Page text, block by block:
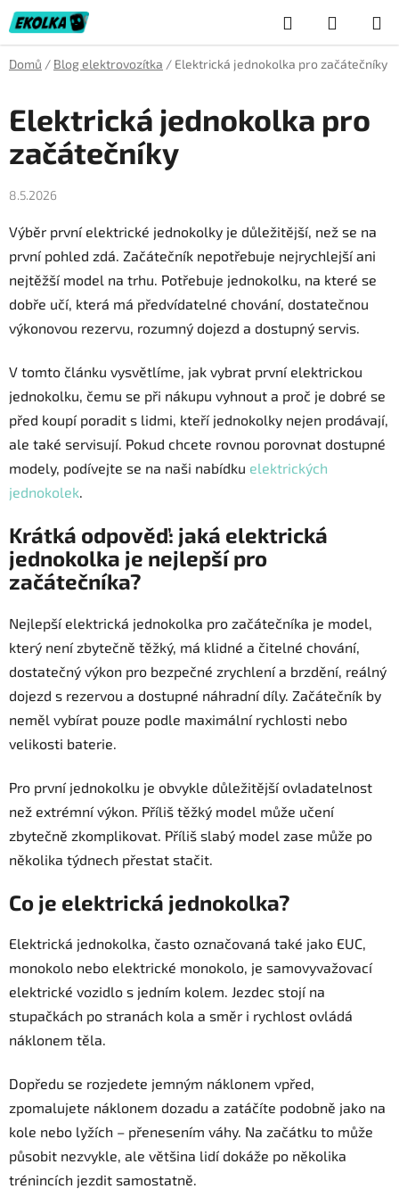
Přejít
na
obsah
Hledat
KOŠÍK
Domů / Blog elektrovozítka / Elektrická jednokolka pro začátečníky
Elektrická jednokolka pro
začátečníky
8.5.2026
Výběr první elektrické jednokolky je důležitější, než se na
první pohled zdá. Začátečník nepotřebuje nejrychlejší ani
nejtěžší model na trhu. Potřebuje jednokolku, na které se
dobře učí, která má předvídatelné chování, dostatečnou
výkonovou rezervu, rozumný dojezd a dostupný servis.
V tomto článku vysvětlíme, jak vybrat první elektrickou
jednokolku, čemu se při nákupu vyhnout a proč je dobré se
před koupí poradit s lidmi, kteří jednokolky nejen prodávají,
ale také servisují. Pokud chcete rovnou porovnat dostupné
modely, podívejte se na naši nabídku elektrických
jednokolek
Krátká odpověď: jaká elektrická
jednokolka je nejlepší pro
začátečníka?
Nejlepší elektrická jednokolka pro začátečníka je model,
který není zbytečně těžký, má klidné a čitelné chování,
dostatečný výkon pro bezpečné zrychlení a brzdění, reálný
dojezd s rezervou a dostupné náhradní díly. Začátečník by
neměl vybírat pouze podle maximální rychlosti nebo
velikosti baterie.
Pro první jednokolku je obvykle důležitější ovladatelnost
než extrémní výkon. Příliš těžký model může učení
zbytečně zkomplikovat. Příliš slabý model zase může po
několika týdnech přestat stačit.
Co je elektrická jednokolka?
Elektrická jednokolka, často označovaná také jako EUC,
monokolo nebo elektrické monokolo, je samovyvažovací
elektrické vozidlo s jedním kolem. Jezdec stojí na
stupačkách po stranách kola a směr i rychlost ovládá
náklonem těla.
Dopředu se rozjedete jemným náklonem vpřed,
zpomalujete náklonem dozadu a zatáčíte podobně jako na
kole nebo lyžích – přenesením váhy. Na začátku to může
působit nezvykle, ale většina lidí dokáže po několika
trénincích jezdit samostatně.